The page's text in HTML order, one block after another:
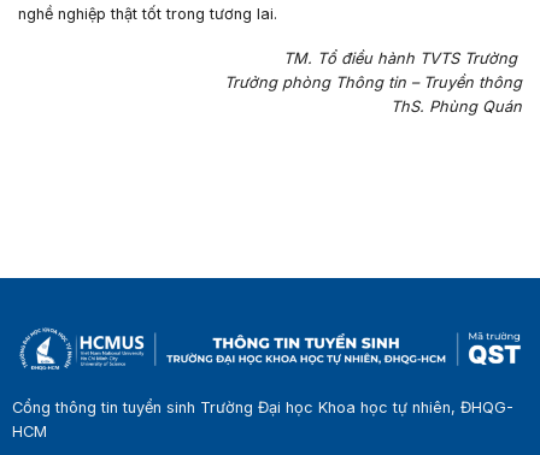
nghề nghiệp thật tốt trong tương lai.
TM. Tổ điều hành TVTS Trường
Trưởng phòng Thông tin – Truyền thông
ThS. Phùng Quán
Cổng thông tin tuyển sinh Trường Đại học Khoa học tự nhiên, ĐHQG-
HCM